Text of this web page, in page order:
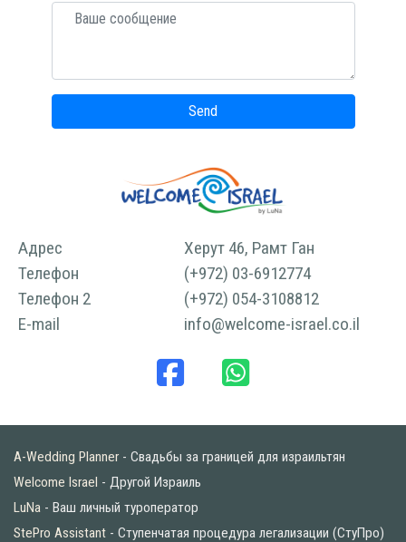
Адрес
Херут 46, Рамт Ган
Телефон
(+972) 03-6912774
Телефон 2
(+972) 054-3108812
E-mail
info@welcome-israel.co.il
Send
A-Wedding Planner - Свадьбы за границей для израильтян
Welcome Israel - Другой Израиль
LuNa - Ваш личный туроператор
StePro Assistant - Ступенчатая процедура легализации (СтуПро)